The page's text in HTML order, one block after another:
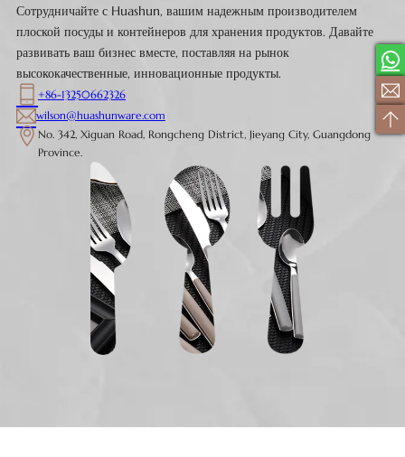
Сотрудничайте с Huashun, вашим надежным производителем
плоской посуды и контейнеров для хранения продуктов. Давайте
развивать ваш бизнес вместе, поставляя на рынок
высококачественные, инновационные продукты.
+86-13250662326
wilson@huashunware.com
No. 342, Xiguan Road, Rongcheng District, Jieyang City, Guangdong
Province.